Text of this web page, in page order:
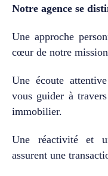
résidents un cadre de vie
équipements privatifs
accessibles uniquement
copropriétaires :
tennisTerrain de
pétanqueMagnifiques
espaces verts parfaitement
pleinement des beaux
sans quitter sa résidence.
Notre agence se
Une approche
cœur de notre
Une écoute
vous guider à
immobilier.
Une réactivité et
assurent une